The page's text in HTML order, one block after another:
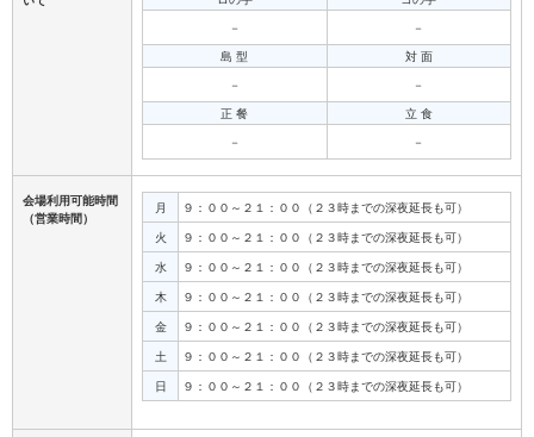
－
－
島 型
－
対 面
－
正 餐
－
立 食
－
会場利用可能時間
（営業時間）
月
９：００～２１：００（２３時までの深夜延長も可）
火
９：００～２１：００（２３時までの深夜延長も可）
水
９：００～２１：００（２３時までの深夜延長も可）
木
９：００～２１：００（２３時までの深夜延長も可）
金
９：００～２１：００（２３時までの深夜延長も可）
土
９：００～２１：００（２３時までの深夜延長も可）
日
９：００～２１：００（２３時までの深夜延長も可）